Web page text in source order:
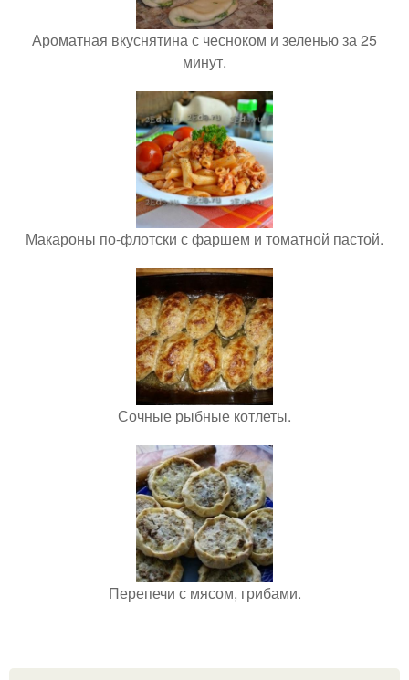
Ароматная вкуснятина с чесноком и зеленью за 25
минут.
Макароны по-флотски с фаршем и томатной пастой.
Сочные рыбные котлеты.
Перепечи с мясом, грибами.